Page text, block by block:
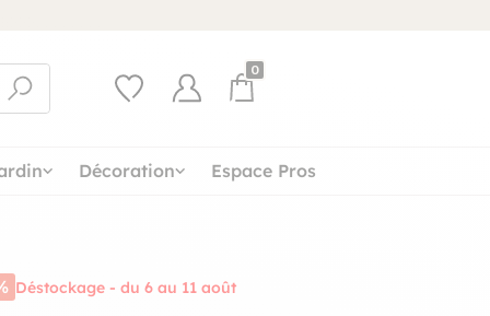
0
Décoration Espace Pros
Déstockage - du 6 au 11 août